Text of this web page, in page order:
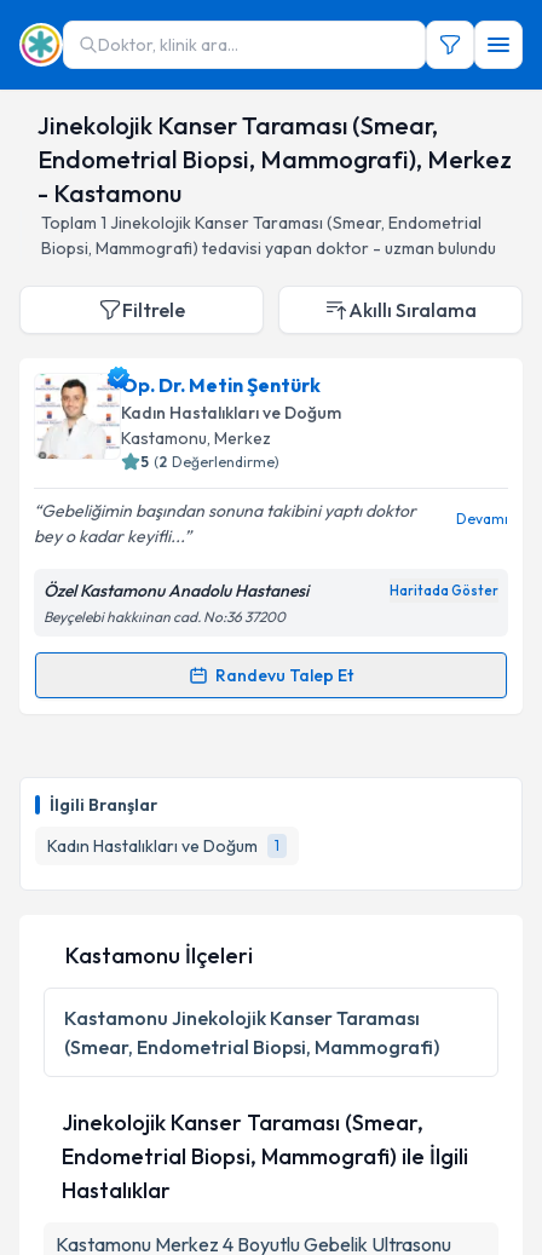
Doktor, klinik ara...
Jinekolojik Kanser Taraması (Smear,
Endometrial Biopsi, Mammografi), Merkez
- Kastamonu
Toplam 1 Jinekolojik Kanser Taraması (Smear, Endometrial
Biopsi, Mammografi) tedavisi yapan doktor - uzman bulundu
İlgili Branşlar
Kadın Hastalıkları ve Doğum
1
Filtrele Akıllı Sıralama
Op. Dr. Metin Şentürk
Kadın Hastalıkları ve Doğum
Kastamonu, Merkez
5 (2 Değerlendirme)
Gebeliğimin başından sonuna takibini yaptı doktor
bey o kadar keyifli...
Devamı
Özel Kastamonu Anadolu Hastanesi Haritada Göster
Beyçelebi hakkıinan cad. No:36 37200
Randevu Talep Et
Randevu Takvimi Talebi
takvim hazırlandığında e-posta ile bilgilendireceğiz.
Kişisel verilerimin işlenmesine ilişkinAydınlatma
'ni okudum ve kişisel verilerimin belirtilen
kapsamda işlenmesini kabul ediyorum.
Takvim Talebini Gönder
Kastamonu İlçeleri
Kastamonu Jinekolojik Kanser Taraması
(Smear, Endometrial Biopsi, Mammografi)
Jinekolojik Kanser Taraması (Smear,
Endometrial Biopsi, Mammografi) ile İlgili
Hastalıklar
Kastamonu Merkez 4 Boyutlu Gebelik Ultrasonu